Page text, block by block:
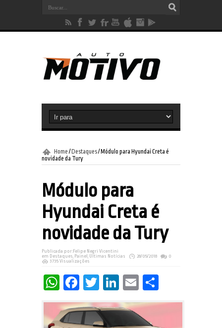
Home / Destaques/ Módulo para Hyundai Creta é
novidade da Tury
Módulo para
Hyundai Creta é
novidade da Tury
Publicada por: Felipe Negri Vicentini
em Destaques, Painel , Últimas Notícias 28/05/2018
0
3735 Visualizações
WhatsApp
Facebook
Twitter
LinkedIn
Email